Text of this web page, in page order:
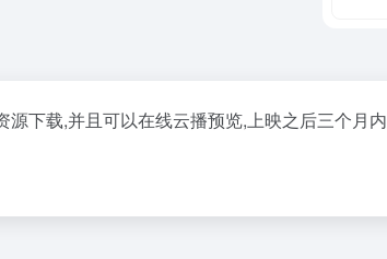
下载,并且可以在线云播预览,上映之后三个月内